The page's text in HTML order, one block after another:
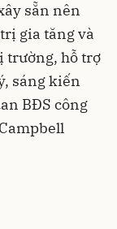
sẵn nên
gia tăng và
trường, hỗ trợ
sáng kiến
BĐS công